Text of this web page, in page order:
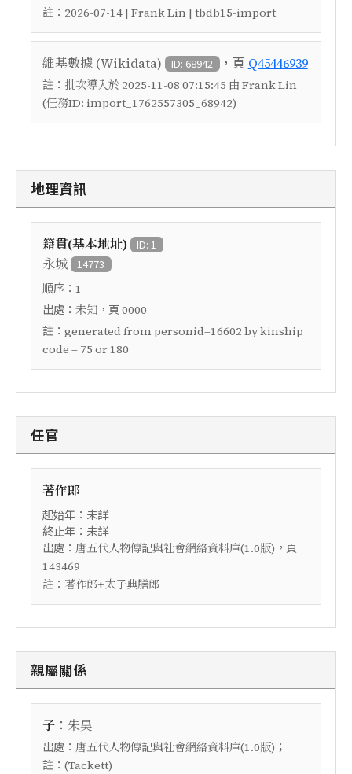
註： 2026-07-14 | Frank Lin | tbdb15-import
維基數據 (Wikidata) ID: 68942 ，頁 Q45446939
註： 批次導入於 2025-11-08 07:15:45 由 Frank Lin
(任務ID: import_1762557305_68942)
地理資訊
籍貫(基本地址) ID: 1
永城 14773
順序： 1
出處： 未知 ，頁 0000
註： generated from personid=16602 by kinship
code = 75 or 180
任官
著作郎
起始年：未詳
終止年：未詳
出處： 唐五代人物傳記與社會網絡資料庫(1.0版) ，頁
143469
註： 著作郎+太子典膳郎
親屬關係
子 ： 朱昊
出處： 唐五代人物傳記與社會網絡資料庫(1.0版) ；
註： (Tackett)